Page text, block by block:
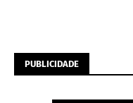
PUBLICIDADE